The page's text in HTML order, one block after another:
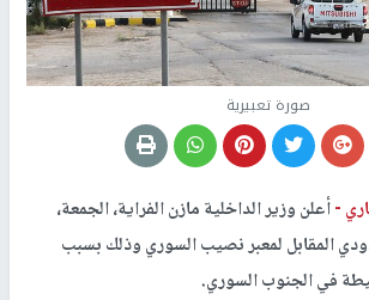
صورة تعبيرية
-أعلن وزير الداخلية مازن الفراية، الجمعة،
المقابل لمعبر نصيب السوري وذلك بسبب
في الجنوب السوري.